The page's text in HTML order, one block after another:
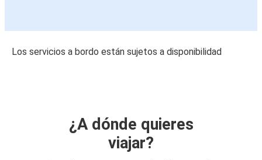
Los servicios a bordo están sujetos a disponibilidad
¿A dónde quieres
viajar?